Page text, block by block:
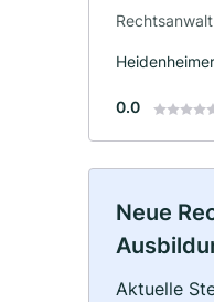
0.0
Neue
Aktuelle